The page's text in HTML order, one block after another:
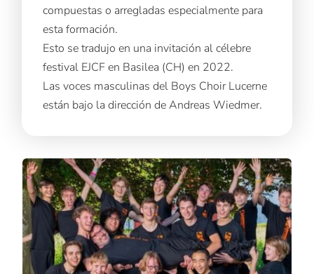
compuestas o arregladas especialmente para
esta formación.
Esto se tradujo en una invitación al célebre
festival EJCF en Basilea (CH) en 2022.
Las voces masculinas del Boys Choir Lucerne
están bajo la dirección de Andreas Wiedmer.